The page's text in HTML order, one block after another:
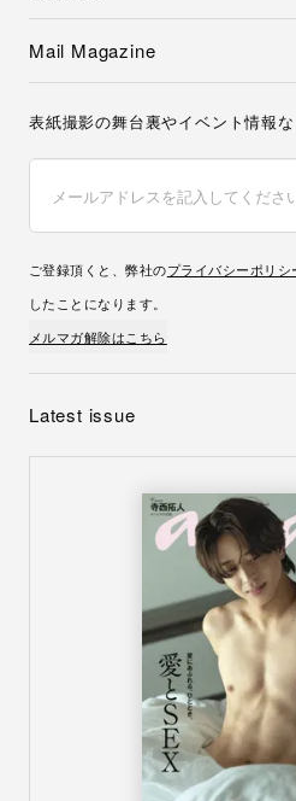
Mail Magazine
表紙撮影の舞台裏やイベント情報な
ご登録頂くと、弊社のプライバシーポリシ
したことになります。
メルマガ解除はこちら
Latest issue